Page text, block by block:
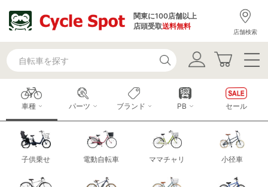
関東に100店舗以上
店頭受取送料無料
店舗検索
車種
子供乗せ 電動自転車 ママチャリ 小径車
パーツ ブランド PB セール